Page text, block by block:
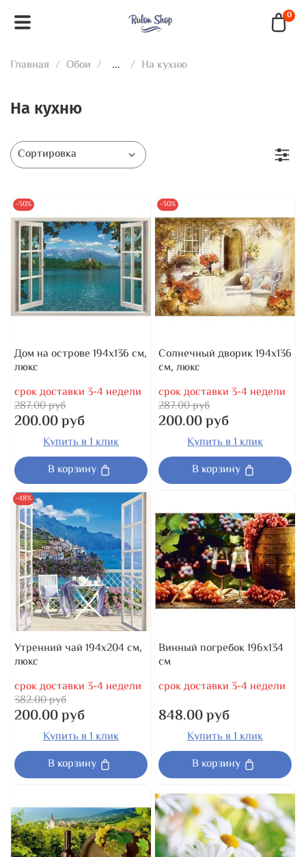
0
Главная Обои ... На кухню
На кухню
-30%
Дом на острове 194x136 см,
люкс
срок доставки 3-4 недели
287.00 руб
200.00 руб
Купить в 1 клик
В корзину
-30%
Солнечный дворик 194x136
см, люкс
срок доставки 3-4 недели
287.00 руб
200.00 руб
Купить в 1 клик
В корзину
-48%
Утренний чай 194x204 см,
люкс
срок доставки 3-4 недели
382.00 руб
200.00 руб
Купить в 1 клик
В корзину
Винный погребок 196x134
см
срок доставки 3-4 недели
848.00 руб
Купить в 1 клик
В корзину